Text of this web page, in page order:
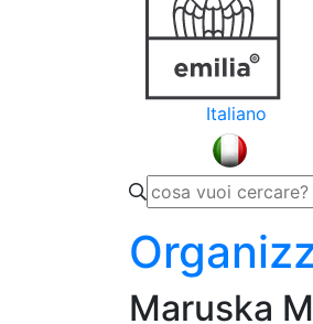
Italiano
Maruska